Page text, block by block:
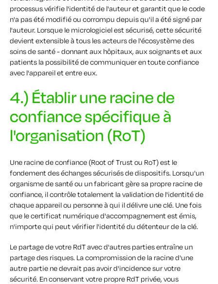
processus vérifie l'identité de l'auteur et garantit que le code
n'a pas été modifié ou corrompu depuis qu'il a été signé par
l'auteur. Lorsque le micrologiciel est sécurisé, cette sécurité
devient extensible à tous les acteurs de l'écosystème des
soins de santé - donnant aux hôpitaux, aux soignants et aux
patients la possibilité de communiquer en toute confiance
avec l'appareil et entre eux.
4.) Établir une racine de
confiance spécifique à
l'organisation (RoT)
Une racine de confiance (Root of Trust ou RoT) est le
fondement des échanges sécurisés de dispositifs. Lorsqu'un
organisme de santé ou un fabricant gère sa propre racine de
confiance, il contrôle totalement la validation de l'identité de
chaque appareil ou personne à qui il délivre une clé. Une fois
que le certificat numérique d'accompagnement est émis,
n'importe qui peut vérifier l'identité du détenteur de la clé.
Le partage de votre RdT avec d'autres parties entraîne un
partage des risques. La compromission de la racine d'une
autre partie ne devrait pas avoir d'incidence sur votre
sécurité. En conservant votre propre RdT privée, vous